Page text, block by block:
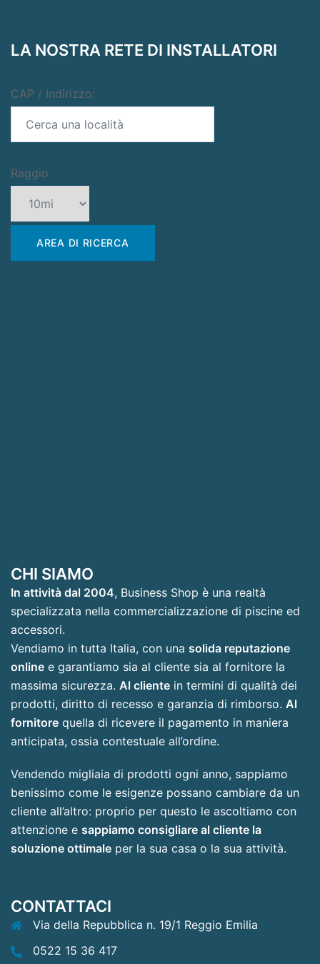
LA NOSTRA RETE DI INSTALLATORI
CAP / Indirizzo:
Raggio
CHI SIAMO
In attività dal 2004, Business Shop è una realtà
specializzata nella commercializzazione di piscine ed
accessori.
Vendiamo in tutta Italia, con una solida reputazione
online e garantiamo sia al cliente sia al fornitore la
massima sicurezza. Al cliente in termini di qualità dei
prodotti, diritto di recesso e garanzia di rimborso. Al
fornitore quella di ricevere il pagamento in maniera
anticipata, ossia contestuale all’ordine.
Vendendo migliaia di prodotti ogni anno, sappiamo
benissimo come le esigenze possano cambiare da un
cliente all’altro: proprio per questo le ascoltiamo con
attenzione e sappiamo consigliare al cliente la
soluzione ottimale per la sua casa o la sua attività.
CONTATTACI
Via della Repubblica n. 19/1 Reggio Emilia
0522 15 36 417